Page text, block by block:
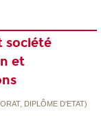
société
et
DIPLÔME D'ETAT)